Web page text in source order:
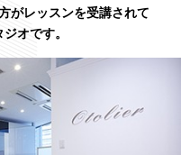
がレッスンを受講されて
オです。